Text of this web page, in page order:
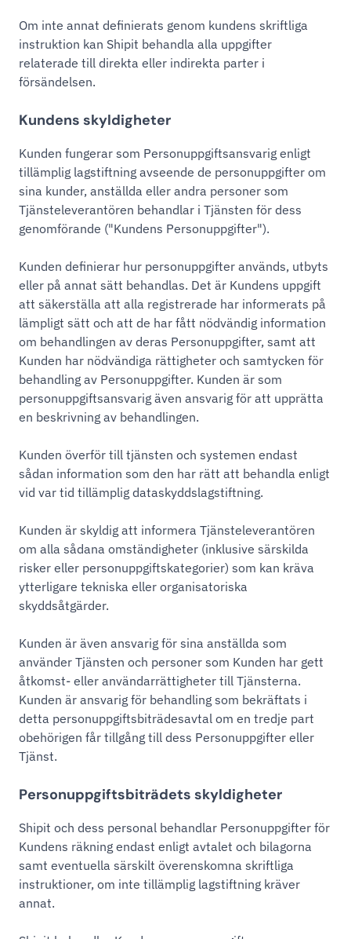
Om inte annat definierats genom kundens skriftliga
instruktion kan Shipit behandla alla uppgifter
relaterade till direkta eller indirekta parter i
försändelsen.
Kundens skyldigheter
Kunden fungerar som Personuppgiftsansvarig enligt
tillämplig lagstiftning avseende de personuppgifter om
sina kunder, anställda eller andra personer som
Tjänsteleverantören behandlar i Tjänsten för dess
genomförande ("Kundens Personuppgifter").
Kunden definierar hur personuppgifter används, utbyts
eller på annat sätt behandlas. Det är Kundens uppgift
att säkerställa att alla registrerade har informerats på
lämpligt sätt och att de har fått nödvändig information
om behandlingen av deras Personuppgifter, samt att
Kunden har nödvändiga rättigheter och samtycken för
behandling av Personuppgifter. Kunden är som
personuppgiftsansvarig även ansvarig för att upprätta
en beskrivning av behandlingen.
Kunden överför till tjänsten och systemen endast
sådan information som den har rätt att behandla enligt
vid var tid tillämplig dataskyddslagstiftning.
Kunden är skyldig att informera Tjänsteleverantören
om alla sådana omständigheter (inklusive särskilda
risker eller personuppgiftskategorier) som kan kräva
ytterligare tekniska eller organisatoriska
skyddsåtgärder.
Kunden är även ansvarig för sina anställda som
använder Tjänsten och personer som Kunden har gett
åtkomst- eller användarrättigheter till Tjänsterna.
Kunden är ansvarig för behandling som bekräftats i
detta personuppgiftsbiträdesavtal om en tredje part
obehörigen får tillgång till dess Personuppgifter eller
Tjänst.
Personuppgiftsbiträdets skyldigheter
Shipit och dess personal behandlar Personuppgifter för
Kundens räkning endast enligt avtalet och bilagorna
samt eventuella särskilt överenskomna skriftliga
instruktioner, om inte tillämplig lagstiftning kräver
annat.